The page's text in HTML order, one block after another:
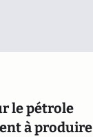
le pétrole
à produire